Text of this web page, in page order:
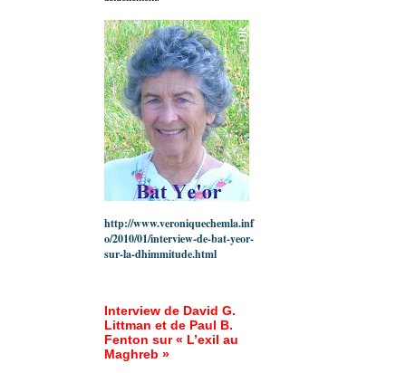
http://www.veroniquechemla.inf
o/2010/01/interview-de-bat-yeor-
sur-la-dhimmitude.html
Interview de David G.
Littman et de Paul B.
Fenton sur « L’exil au
Maghreb »